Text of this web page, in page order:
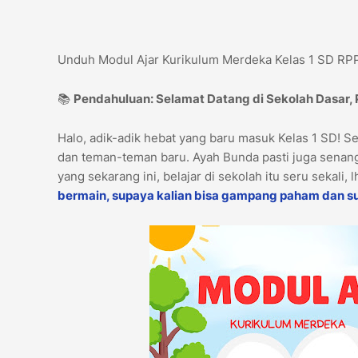
Unduh Modul Ajar Kurikulum Merdeka Kelas 1 SD
📚 Pendahuluan: Selamat Datang di Sekolah
Halo, adik-adik hebat yang baru masuk Kelas 1 SD!
dan teman-teman baru. Ayah Bunda pasti juga
yang sekarang ini, belajar di sekolah itu seru sekali,
bermain, supaya kalian bisa gampang paham dan